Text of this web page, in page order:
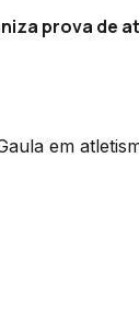
prova de
em